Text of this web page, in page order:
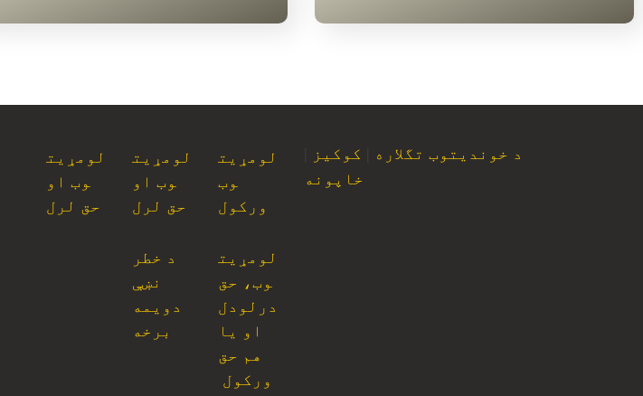
د خوندیتوب تگلاره کوکیز
خاپونه
لومړیت
وب
ورکول
لومړیت
وب او
حق لرل
لومړیت
وب او
حق لرل
لومړیت
وب، حق
درلودل
او یا
هم حق
ورکول
د خطر
نښې
دویمه
برخه